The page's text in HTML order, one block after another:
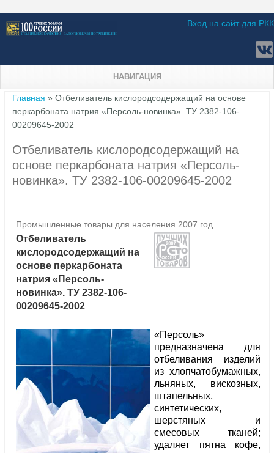
Вход на сайт для РКК
НАВИГАЦИЯ
Вы здесь
Главная » Отбеливатель кислородсодержащий на основе
перкарбоната натрия «Персоль-новинка». ТУ 2382-106-
00209645-2002
Отбеливатель кислородсодержащий на
основе перкарбоната натрия «Персоль-
новинка». ТУ 2382-106-00209645-2002
Промышленные товары для населения 2007 год
Отбеливатель
кислородсодержащий на
основе перкарбоната
натрия «Персоль-
новинка». ТУ 2382-106-
00209645-2002
«Персоль»
предназначена для
отбеливания изделий
из хлопчатобумажных,
льняных, вискозных,
штапельных,
синтетических,
шерстяных и
смесовых тканей;
удаляет пятна кофе,